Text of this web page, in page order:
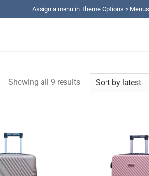
Assign a menu in Theme Options > Menus
Showing all 9 results